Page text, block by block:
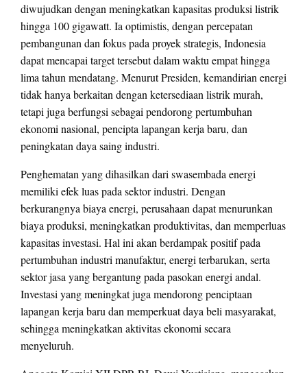
diwujudkan dengan meningkatkan kapasitas produksi listrik
hingga 100 gigawatt. Ia optimistis, dengan percepatan
pembangunan dan fokus pada proyek strategis, Indonesia
dapat mencapai target tersebut dalam waktu empat hingga
lima tahun mendatang. Menurut Presiden, kemandirian energi
tidak hanya berkaitan dengan ketersediaan listrik murah,
tetapi juga berfungsi sebagai pendorong pertumbuhan
ekonomi nasional, pencipta lapangan kerja baru, dan
peningkatan daya saing industri.
Penghematan yang dihasilkan dari swasembada energi
memiliki efek luas pada sektor industri. Dengan
berkurangnya biaya energi, perusahaan dapat menurunkan
biaya produksi, meningkatkan produktivitas, dan memperluas
kapasitas investasi. Hal ini akan berdampak positif pada
pertumbuhan industri manufaktur, energi terbarukan, serta
sektor jasa yang bergantung pada pasokan energi andal.
Investasi yang meningkat juga mendorong penciptaan
lapangan kerja baru dan memperkuat daya beli masyarakat,
sehingga meningkatkan aktivitas ekonomi secara
menyeluruh.